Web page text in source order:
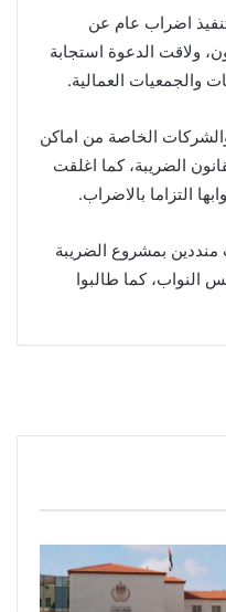
اضراب عام عن
ولاقت الدعوة استجابة
والجمعيات العمالية.
الخاصة من اماكن
الضريبة، كما اغلقت
التزاما بالاضراب.
منددين بمشروع الضريبة
النواب، كما طالبوا